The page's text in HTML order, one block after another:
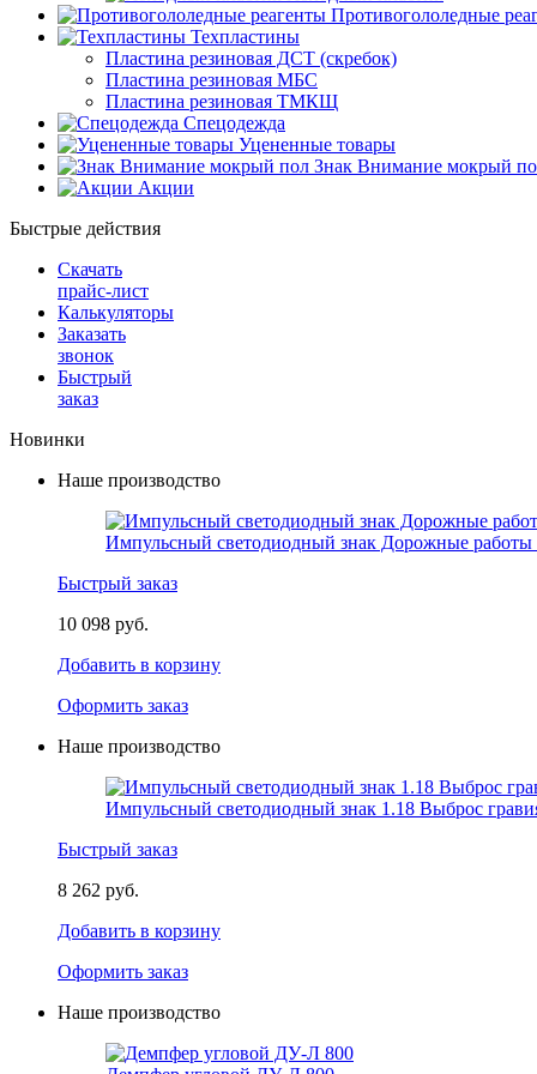
Противогололедные
Техпластины
Пластина резиновая ДСТ (скребок)
Пластина резиновая МБС
Пластина резиновая ТМКЩ
Спецодежда
Уцененные товары
Знак Внимание мокрый
Акции
Быстрые действия
Скачать
прайс-лист
Калькуляторы
Заказать
звонок
Быстрый
заказ
Новинки
Наше производство
Импульсный светодиодный знак Дорожные работы
Быстрый заказ
10 098 руб.
Добавить в корзину
Оформить заказ
Наше производство
Импульсный светодиодный знак 1.18 Выброс
Быстрый заказ
8 262 руб.
Добавить в корзину
Оформить заказ
Наше производство